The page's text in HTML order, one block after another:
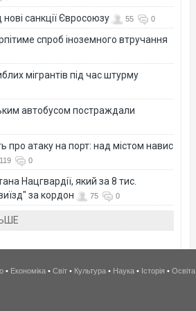
санкції Євросоюзу 55 0
спроб іноземного втручання
мігрантів під час штурму
автобусом постраждали
про атаку на порт: над містом навис
119 0
Нацгвардії, який за 8 тис.
за кордон
75 0
• Економіка • Світ • Культура • Наука • Історія • Освіта